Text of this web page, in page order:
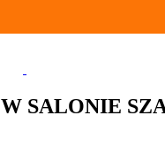
SALONIE